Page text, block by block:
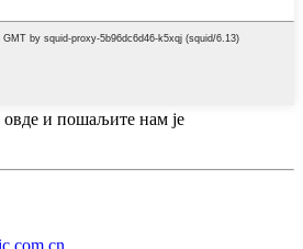
и пошаљите нам је